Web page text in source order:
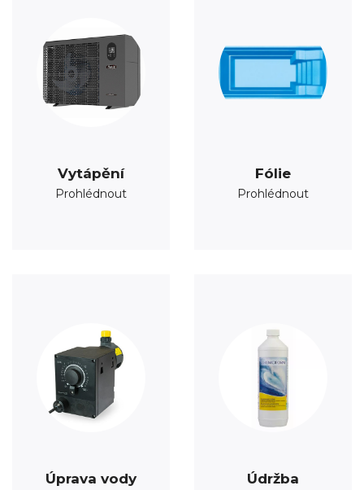
Vytápění
Prohlédnout
Fólie
Prohlédnout
Úprava vody Údržba